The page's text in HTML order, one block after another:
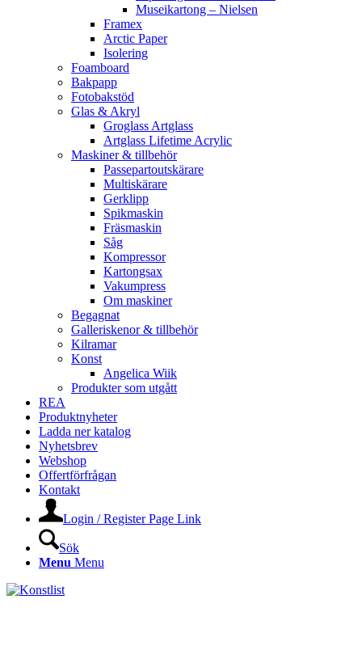
Museikartong – Nielsen
Framex
Arctic Paper
Isolering
Foamboard
Bakpapp
Fotobakstöd
Glas & Akryl
Groglass Artglass
Artglass Lifetime Acrylic
Maskiner & tillbehör
Passepartoutskärare
Multiskärare
Gerklipp
Spikmaskin
Fräsmaskin
Såg
Kompressor
Kartongsax
Vakumpress
Om maskiner
Begagnat
Galleriskenor & tillbehör
Kilramar
Konst
Angelica Wiik
Produkter som utgått
REA
Produktnyheter
Ladda ner katalog
Nyhetsbrev
Webshop
Offertförfrågan
Kontakt
Login / Register Page Link
Sök
Menu Menu